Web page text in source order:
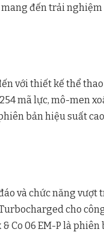
mang đến trải
với thiết kế thể
mã lực, mô-men
bản hiệu suất
và chức năng vượt
cho
Co 06 EM-P là